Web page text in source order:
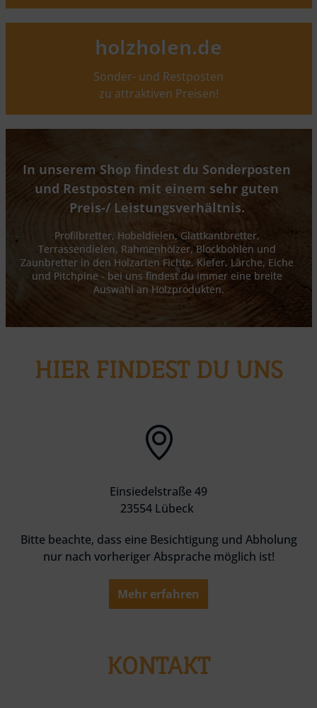
holzholen.de
Sonder- und Restposten
zu attraktiven Preisen!
In unserem Shop findest du Sonderposten
und Restposten mit einem sehr guten
Preis-/ Leistungsverhältnis.
Profilbretter, Hobeldielen, Glattkantbretter,
Terrassendielen, Rahmenhölzer, Blockbohlen und
Zaunbretter in den Holzarten Fichte, Kiefer, Lärche, Eiche
und Pitchpine - bei uns findest du immer eine breite
Auswahl an Holzprodukten.
HIER FINDEST DU UNS
Einsiedelstraße 49
23554 Lübeck
Bitte beachte, dass eine Besichtigung und Abholung
nur nach vorheriger Absprache möglich ist!
Mehr erfahren
KONTAKT